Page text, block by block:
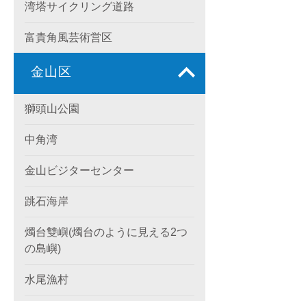
湾塔サイクリング道路
富貴角風芸術営区
金山区
獅頭山公園
中角湾
金山ビジターセンター
跳石海岸
燭台雙嶼(燭台のように見える2つ
の島嶼)
水尾漁村